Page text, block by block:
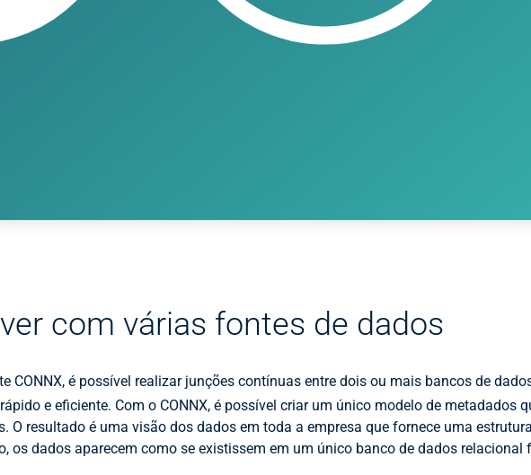
com várias fontes de dados
CONNX, é possível realizar junções contínuas entre dois ou mais bancos de
rápido e eficiente. Com o CONNX, é possível criar um único modelo de
O resultado é uma visão dos dados em toda a empresa que fornece uma
os dados aparecem como se existissem em um único banco de dados relacional